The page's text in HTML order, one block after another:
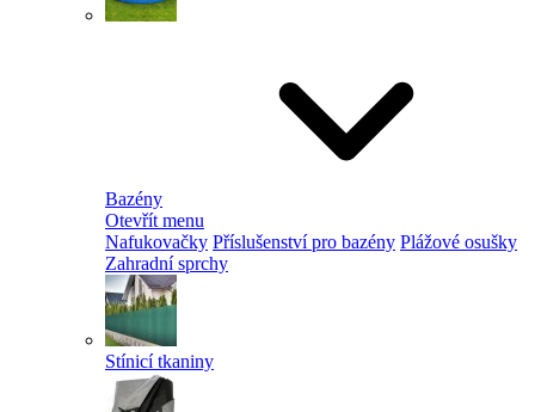
Bazény
Otevřít menu
Nafukovačky Příslušenství pro bazény Plážové osušky
Zahradní sprchy
Stínicí tkaniny